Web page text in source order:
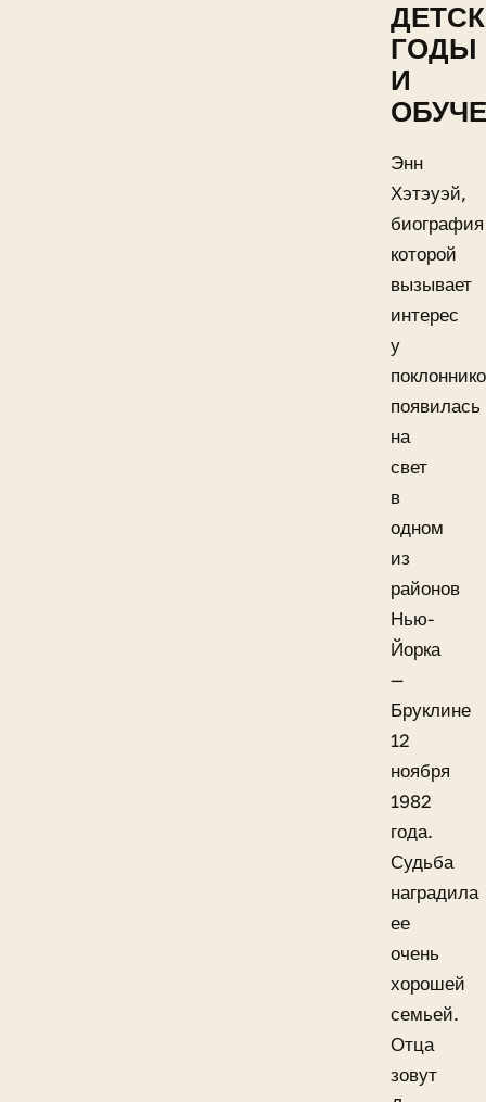
ГОДЫ
И
Энн
Хэтэуэй,
биография
которой
вызывает
интерес
у
появилась
на
свет
в
одном
из
районов
Нью-
Йорка
—
Бруклине
12
ноября
1982
года.
Судьба
наградила
ее
очень
хорошей
семьей.
Отца
зовут